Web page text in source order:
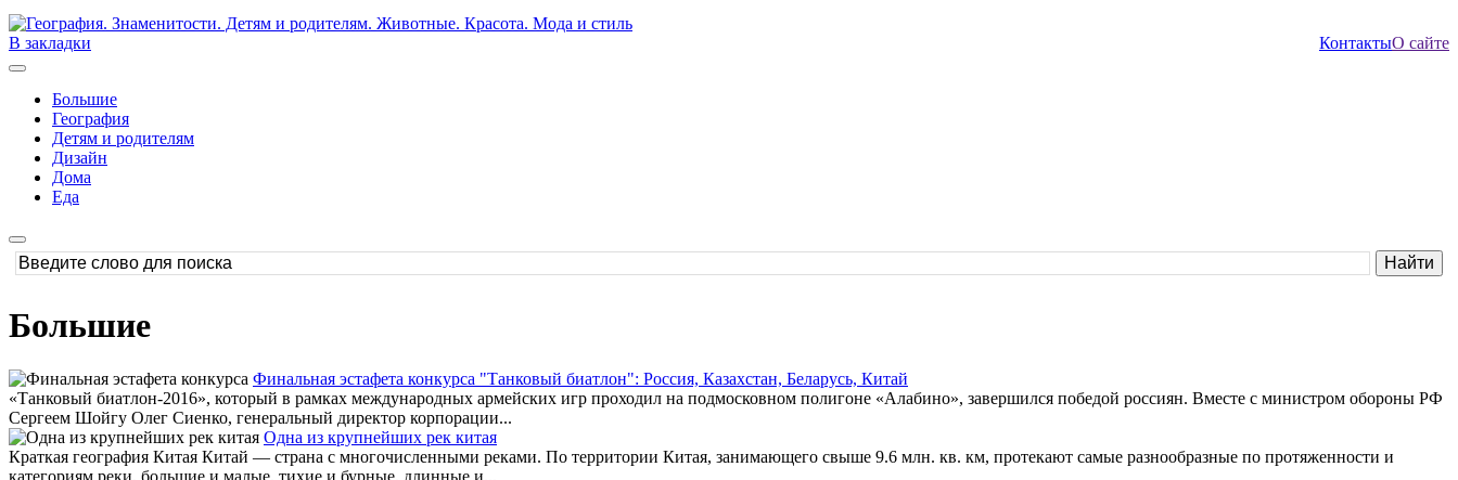
В закладки КонтактыО сайте
Большие
География
Детям и родителям
Дизайн
Дома
Еда
Большие
Финальная эстафета конкурса "Танковый биатлон": Россия, Казахстан, Беларусь, Китай
«Танковый биатлон-2016», который в рамках международных армейских игр проходил на подмосковном полигоне «Алабино», завершился победой россиян. Вместе с министром обороны РФ
Сергеем Шойгу Олег Сиенко, генеральный директор корпорации...
Одна из крупнейших рек китая
Краткая география Китая Китай — страна с многочисленными реками. По территории Китая, занимающего свыше 9.6 млн. кв. км, протекают самые разнообразные по протяженности и
категориям реки, большие и малые, тихие и бурные, длинные и...